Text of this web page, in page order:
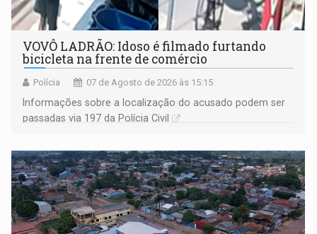
VOVÔ LADRÃO: Idoso é filmado furtando
bicicleta na frente de comércio
Polícia 07 de Agosto de 2026 às 15:15
Informações sobre a localização do acusado podem ser
passadas via 197 da Polícia Civil